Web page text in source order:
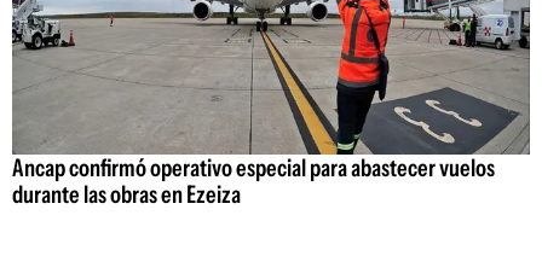
Ancap confirmó operativo especial para abastecer vuelos
durante las obras en Ezeiza